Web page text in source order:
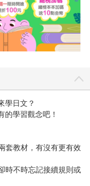
學日文？
的學習觀念吧！
教材，有沒有更有效
不時忘記接續規則或